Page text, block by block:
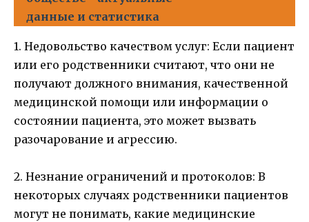
данные и статистика
1. Недовольство качеством услуг: Если пациент
или его родственники считают, что они не
получают должного внимания, качественной
медицинской помощи или информации о
состоянии пациента, это может вызвать
разочарование и агрессию.
2. Незнание ограничений и протоколов: В
некоторых случаях родственники пациентов
могут не понимать, какие медицинские